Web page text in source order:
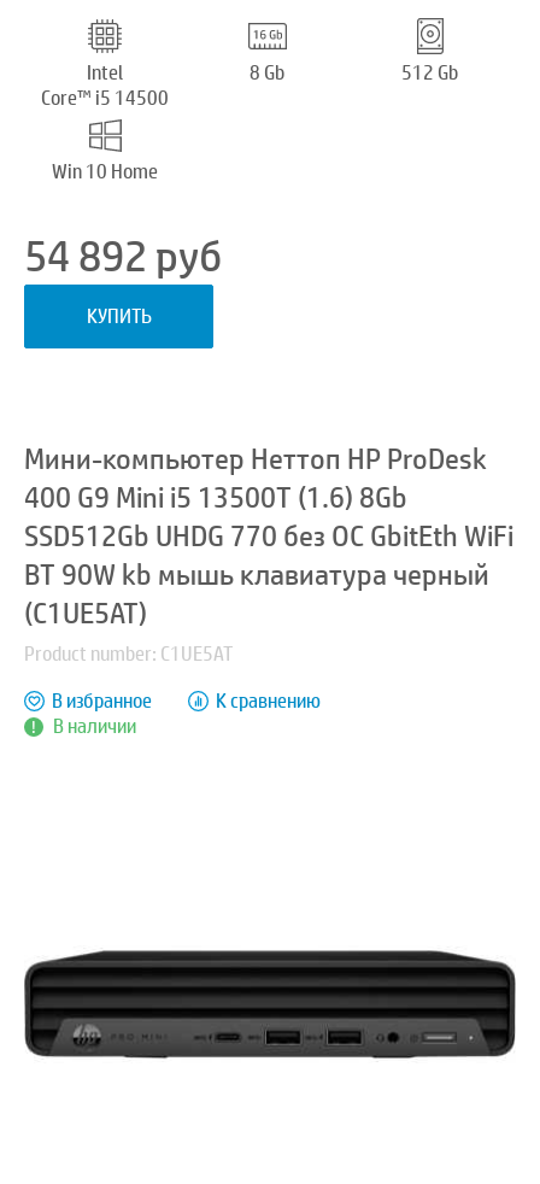
Intel
Core™ i5 14500
8 Gb 512 Gb
Win 10 Home
54 892 руб
КУПИТЬ
Мини-компьютер Неттоп HP ProDesk
400 G9 Mini i5 13500T (1.6) 8Gb
SSD512Gb UHDG 770 без ОС GbitEth WiFi
BT 90W kb мышь клавиатура черный
(C1UE5AT)
Product number: C1UE5AT
В наличии
В избранное К сравнению